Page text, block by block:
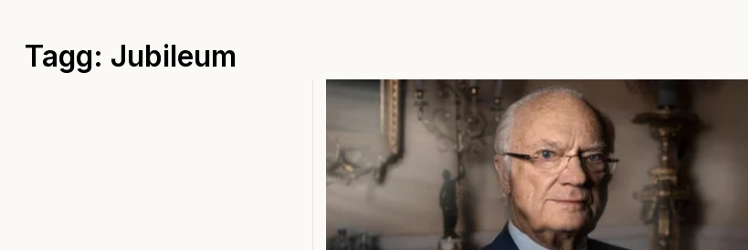
Tagg: Jubileum